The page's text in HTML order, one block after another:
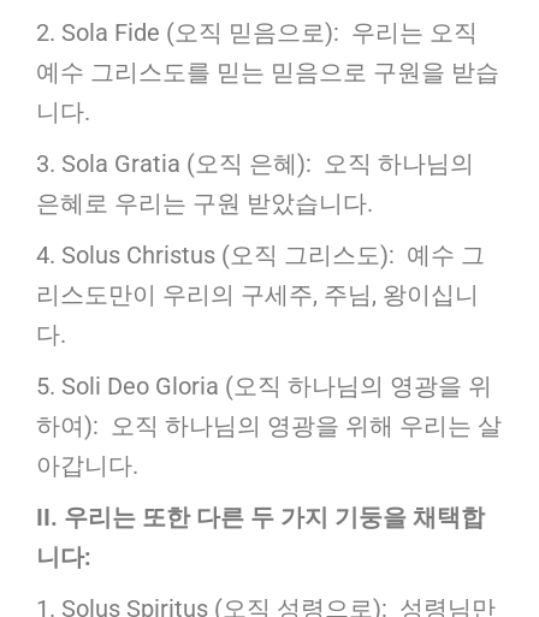
2. Sola Fide (오직 믿음으로): 우리는 오직
예수 그리스도를 믿는 믿음으로 구원을 받습
니다.
3. Sola Gratia (오직 은혜): 오직 하나님의
은혜로 우리는 구원 받았습니다.
4. Solus Christus (오직 그리스도): 예수 그
리스도만이 우리의 구세주, 주님, 왕이십니
다.
5. Soli Deo Gloria (오직 하나님의 영광을 위
하여): 오직 하나님의 영광을 위해 우리는 살
아갑니다.
II. 우리는 또한 다른 두 가지 기둥을 채택합
니다:
1. Solus Spiritus (오직 성령으로): 성령님만